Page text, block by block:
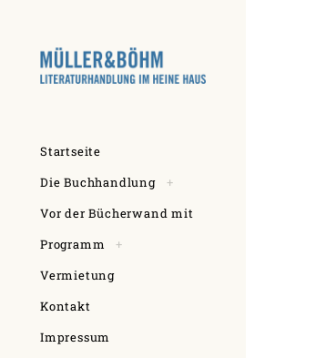
content
Startseite
Die Buchhandlung
toggle
child
+
Vor der Bücherwand mit
Programm
toggle
child
+
Vermietung
Kontakt
Impressum